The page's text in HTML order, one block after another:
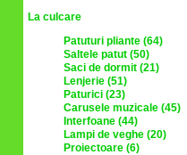
La culcare
Patuturi pliante (64)
Saltele patut (50)
Saci de dormit (21)
Lenjerie (51)
Paturici (23)
Carusele muzicale (45)
Interfoane (44)
Lampi de veghe (20)
Proiectoare (6)